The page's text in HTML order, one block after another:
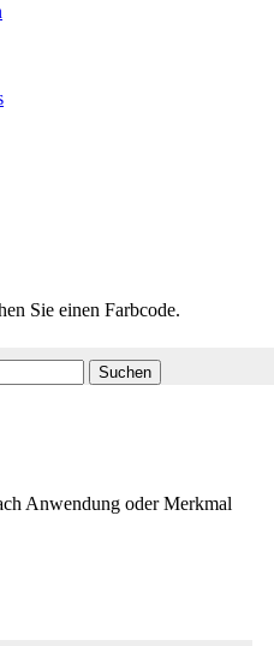
Sie einen Farbcode.
Suchen
Anwendung oder Merkmal